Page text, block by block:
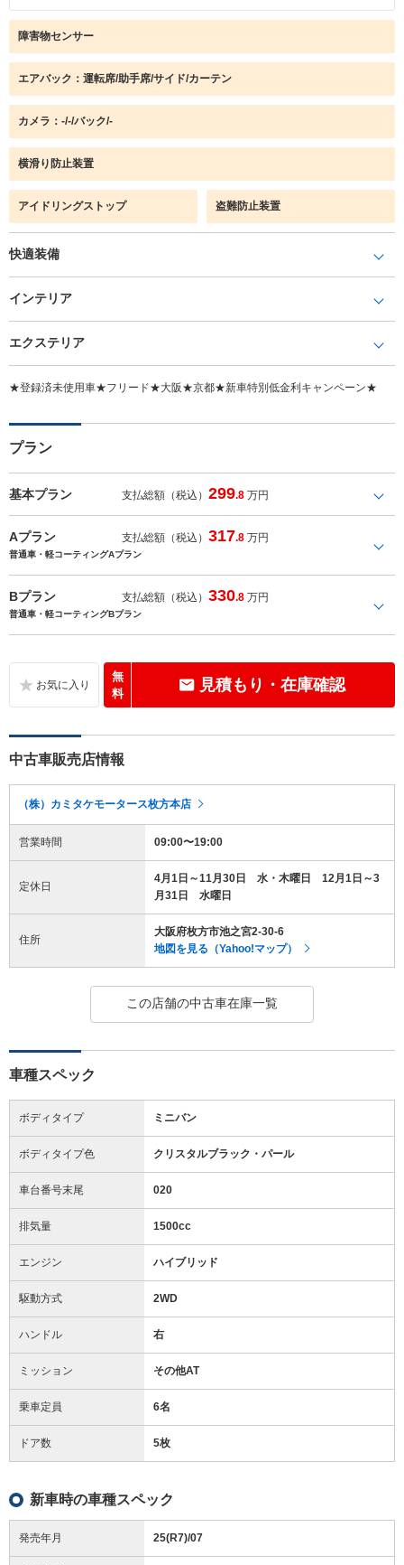
障害物センサー
エアバック：運転席/助手席/サイド/カーテン
カメラ：-/-/バック/-
横滑り防止装置
アイドリングストップ 盗難防止装置
快適装備
インテリア
エクステリア
★登録済未使用車★フリード★大阪★京都★新車特別低金利キャンペーン★
プラン
基本プラン 支払総額（税込）299.8 万円
Aプラン 支払総額（税込）317.8 万円
普通車・軽コーティングAプラン
Bプラン 支払総額（税込）330.8 万円
普通車・軽コーティングBプラン
無
料
見積もり・在庫確認
中古車販売店情報
（株）カミタケモータース枚方本店
営業時間 09:00〜19:00
定休日
4月1日～11月30日 水・木曜日 12月1日～3
月31日 水曜日
住所
大阪府枚方市池之宮2-30-6
地図を見る（Yahoo!マップ）
この店舗の中古車在庫一覧
車種スペック
ボディタイプ ミニバン
ボディタイプ色 クリスタルブラック・パール
車台番号末尾 020
排気量 1500cc
エンジン ハイブリッド
駆動方式 2WD
ハンドル 右
ミッション その他AT
乗車定員 6名
ドア数 5枚
新車時の車種スペック
発売年月 25(R7)/07